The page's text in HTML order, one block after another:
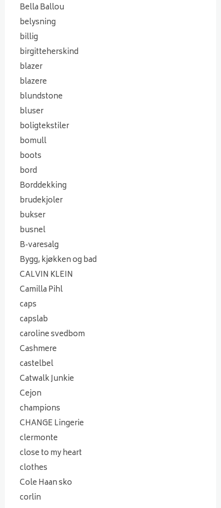
Bella Ballou
belysning
billig
birgitteherskind
blazer
blazere
blundstone
bluser
boligtekstiler
bomull
boots
bord
Borddekking
brudekjoler
bukser
busnel
B-varesalg
Bygg, kjøkken og bad
CALVIN KLEIN
Camilla Pihl
caps
capslab
caroline svedbom
Cashmere
castelbel
Catwalk Junkie
Cejon
champions
CHANGE Lingerie
clermonte
close to my heart
clothes
Cole Haan sko
corlin